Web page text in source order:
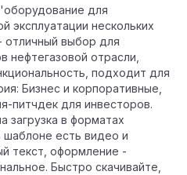
для
эксплуатации нескольких
отличный выбор для
нефтегазовой отрасли,
подходит для
Бизнес и корпоративные,
питчдек для инвесторов.
загрузка в форматах
шаблоне есть видео и
текст, оформление -
Быстро скачивайте,